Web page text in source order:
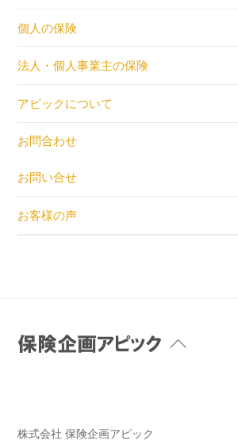
個人の保険
法人・個人事業主の保険
アピックについて
お問合わせ
お問い合せ
お客様の声
Back
株式会社 保険企画アピック